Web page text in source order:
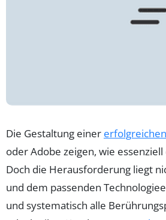
Die Gestaltung einer erfolgreichen
oder Adobe zeigen, wie
Doch die Herausforderung liegt
und dem passenden
und systematisch alle